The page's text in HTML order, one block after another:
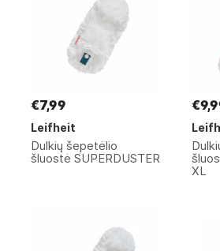
€7,99
Leifheit
Dulkių šepetėlio
šluostė SUPERDUSTER
XL